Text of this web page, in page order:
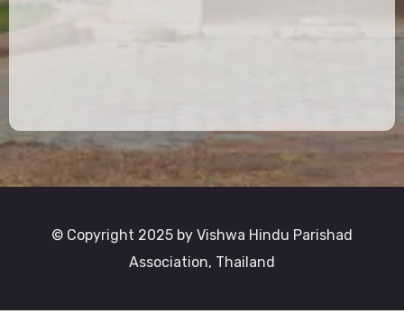
© Copyright 2025 by Vishwa Hindu Parishad
Association, Thailand